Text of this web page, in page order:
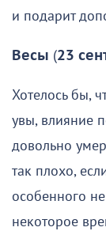
и подарит
Весы (23
Хотелось бы,
увы, влияние
довольно
так плохо,
особенного
некоторое